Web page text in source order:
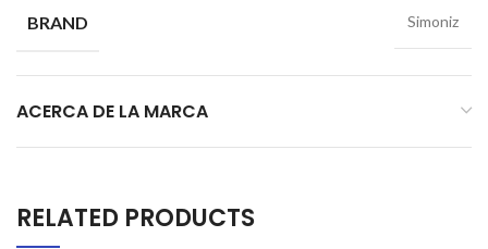
BRAND Simoniz
ACERCA DE LA MARCA
RELATED PRODUCTS